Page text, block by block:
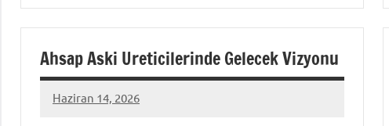
Ahsap Aski Ureticilerinde Gelecek Vizyonu
Haziran 14, 2026
admin
Yorum